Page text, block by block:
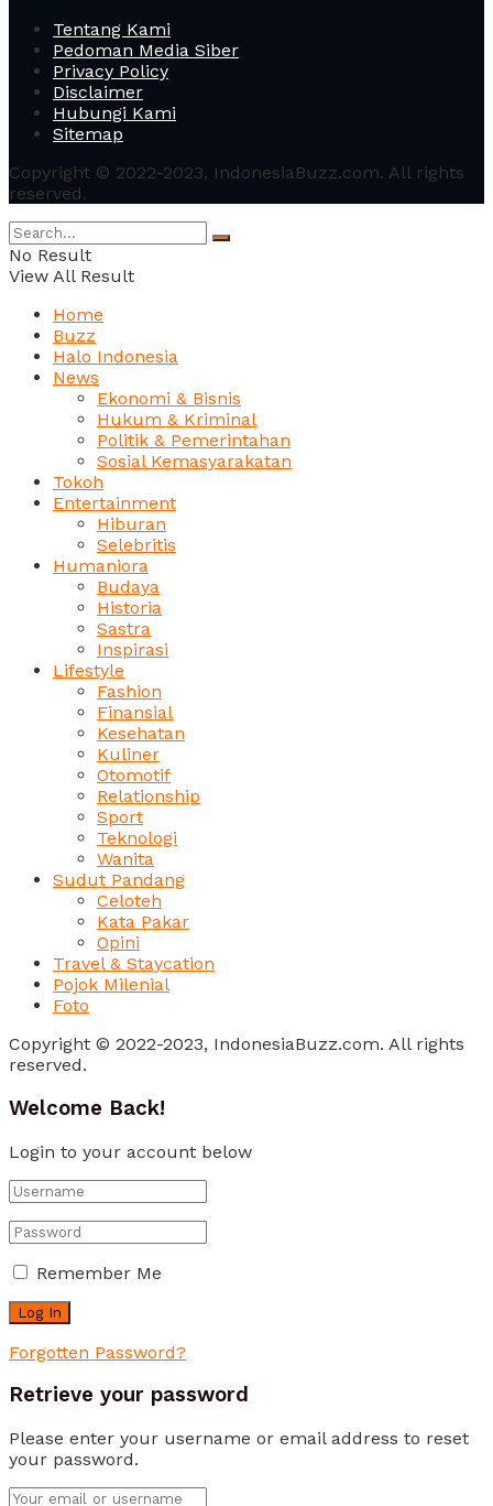
Tentang Kami
Pedoman Media Siber
Privacy Policy
Disclaimer
Hubungi Kami
Sitemap
Copyright © 2022-2023, IndonesiaBuzz.com. All rights
reserved.
No Result
View All Result
Home
Buzz
Halo Indonesia
News
Ekonomi & Bisnis
Hukum & Kriminal
Politik & Pemerintahan
Sosial Kemasyarakatan
Tokoh
Entertainment
Hiburan
Selebritis
Humaniora
Budaya
Historia
Sastra
Inspirasi
Lifestyle
Fashion
Finansial
Kesehatan
Kuliner
Otomotif
Relationship
Sport
Teknologi
Wanita
Sudut Pandang
Celoteh
Kata Pakar
Opini
Travel & Staycation
Pojok Milenial
Foto
Copyright © 2022-2023, IndonesiaBuzz.com. All rights
reserved.
Welcome Back!
Login to your account below
Remember Me
Forgotten Password?
Retrieve your password
Please enter your username or email address to reset
your password.